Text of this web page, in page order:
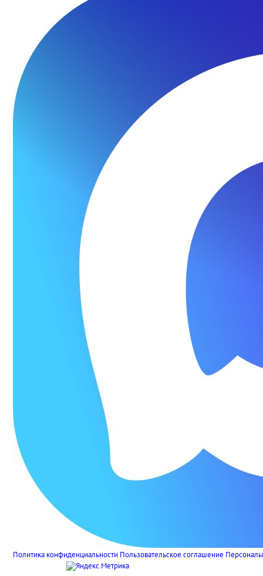
Политика конфиденциальности Пользовательское соглашение